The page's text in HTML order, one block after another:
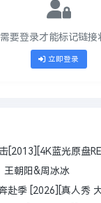
需要登录才能标记链接
立即登录
[2013][4K蓝光原盘
王朝阳&周冰冰
赴季 [2026][真人秀